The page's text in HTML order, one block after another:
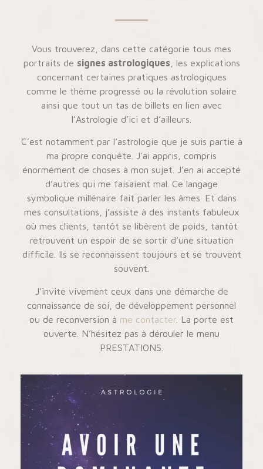
Vous trouverez, dans cette catégorie tous mes
portraits de signes astrologiques , les explications
concernant certaines pratiques astrologiques
comme le thème progressé ou la révolution solaire
ainsi que tout un tas de billets en lien avec
l’Astrologie d’ici et d’ailleurs.
C’est notamment par l’astrologie que je suis partie à
ma propre conquête. J’ai appris, compris
énormément de choses à mon sujet. J’en ai accepté
d’autres qui me faisaient mal. Ce langage
symbolique millénaire fait parler les âmes. Et dans
mes consultations, j’assiste à des instants fabuleux
où mes clients, tantôt se libèrent de poids, tantôt
retrouvent un espoir de se sortir d’une situation
difficile. Ils se reconnaissent toujours et se trouvent
souvent.
J’invite vivement ceux dans une démarche de
connaissance de soi, de développement personnel
ou de reconversion à me contacter . La porte est
ouverte. N’hésitez pas à dérouler le menu
PRESTATIONS.